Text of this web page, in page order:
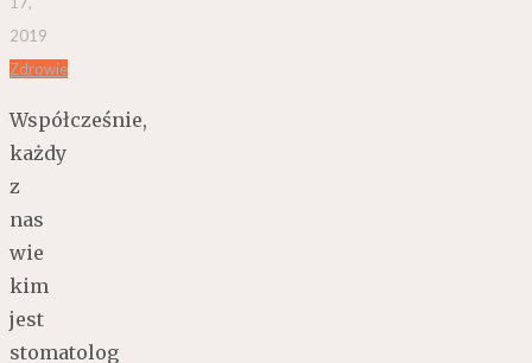
2019
Zdrowie
Współcześnie,
każdy
z
nas
wie
kim
jest
stomatolog